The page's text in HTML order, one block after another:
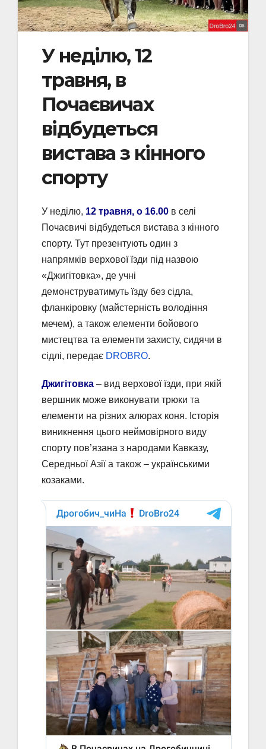
У неділю, 12
травня, в
Почаєвичах
відбудеться
вистава з кінного
спорту
У неділю, 12 травня, о 16.00 в селі
Почаєвичі відбудеться вистава з кінного
спорту. Тут презентують один з
напрямків верхової їзди під назвою
«Джигітовка», де учні
демонструватимуть їзду без сідла,
фланкіровку (майстерність володіння
мечем), а також елементи бойового
мистецтва та елементи захисту, сидячи в
сідлі, передає DROBRO.
Джигітовка – вид верхової їзди, при якій
вершник може виконувати трюки та
елементи на різних алюрах коня. Історія
виникнення цього неймовірного виду
спорту пов’язана з народами Кавказу,
Середньої Азії а також – українськими
козаками.